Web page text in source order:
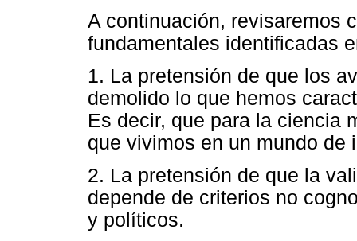
A continuación, revisaremos
fundamentales identificadas
1. La pretensión de que los
demolido lo que hemos
Es decir, que para la ciencia
que vivimos en un mundo de
2. La pretensión de que la
depende de criterios no
y políticos.